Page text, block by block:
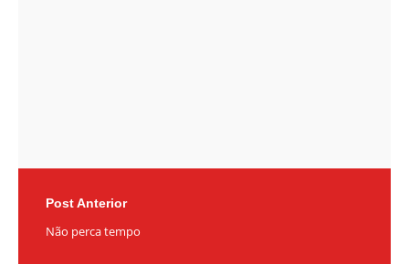
Post Anterior
Não perca tempo